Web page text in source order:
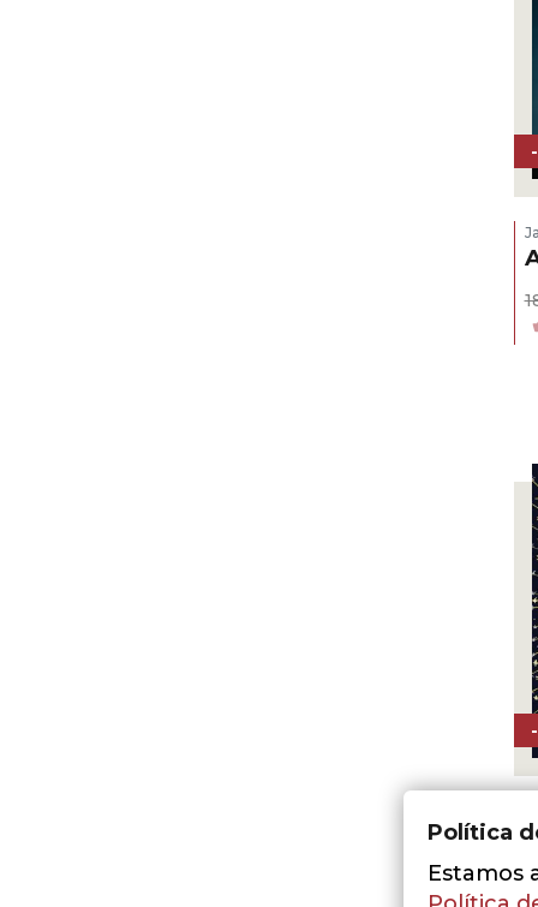
Política
Estamos